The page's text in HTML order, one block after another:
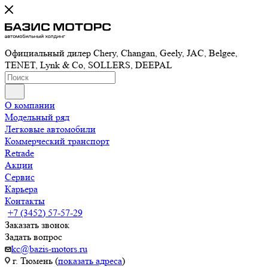
Официальный дилер Chery, Changan, Geely, JAC, Belgee,
TENET, Lynk & Co, SOLLERS, DEEPAL
О компании
Модельный ряд
Легковые автомобили
Коммерческий транспорт
Retrade
Акции
Сервис
Карьера
Контакты
+7 (3452) 57-57-29
Заказать звонок
Задать вопрос
kc@bazis-motors.ru
г. Тюмень (показать адреса)